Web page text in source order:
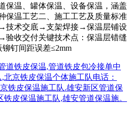
保温、罐体保温、设备保温，涵盖
保温工艺二、施工工艺及质量标准
技术交底→支架焊接→保温层铺设
收交付关键技术点：保温层错缝
钉间距误差≤2mm
道铁皮保温,管道铁皮包冷接单中
京铁皮保温个体施工队电话：
京铁皮保温施工队.雄安新区管道保
皮保温施工队,雄安管道保温施。